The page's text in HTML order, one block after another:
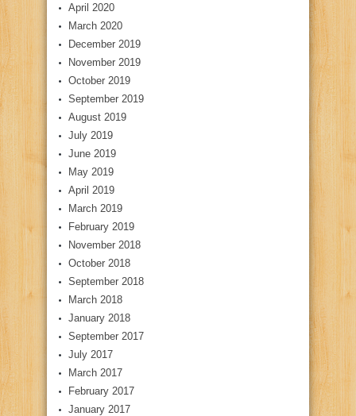
April 2020
March 2020
December 2019
November 2019
October 2019
September 2019
August 2019
July 2019
June 2019
May 2019
April 2019
March 2019
February 2019
November 2018
October 2018
September 2018
March 2018
January 2018
September 2017
July 2017
March 2017
February 2017
January 2017